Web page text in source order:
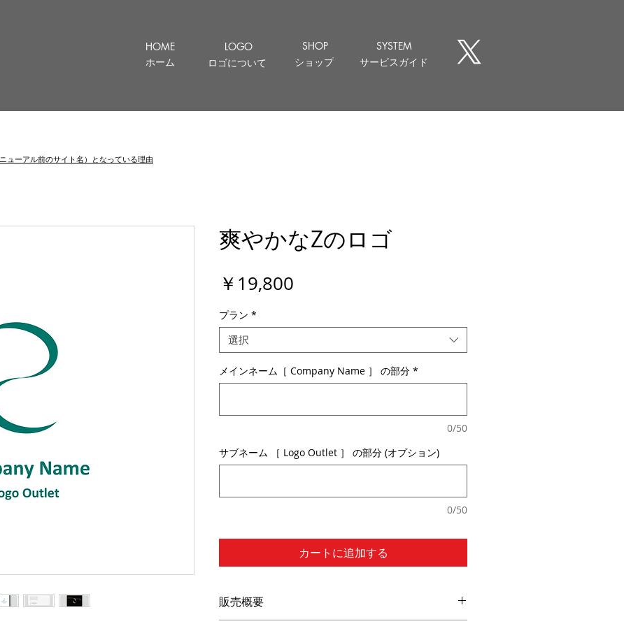
HOME
ホーム
LOGO
ロゴについて
SHOP
ショップ
SYSTEM
サービスガイド
爽やかなZのロゴ
￥19,800
プラン *
選択
メインネーム［ Company Name ］ の部分 *
0/50
サブネーム ［ Logo Outlet ］ の部分 (オプション)
0/50
カートに追加する
販売概要
ーアル前のサイト名）となっている理由